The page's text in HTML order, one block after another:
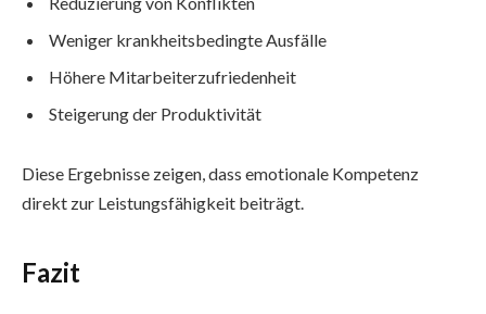
Weniger krankheitsbedingte Ausfälle
Höhere Mitarbeiterzufriedenheit
Steigerung der Produktivität
Diese Ergebnisse zeigen, dass emotionale Kompetenz
direkt zur Leistungsfähigkeit beiträgt.
Fazit